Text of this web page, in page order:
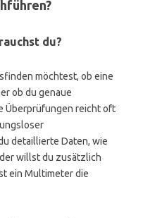
du?
möchtest, ob eine
ob du genaue
Überprüfungen reicht oft
detaillierte Daten, wie
willst du zusätzlich
ein Multimeter die